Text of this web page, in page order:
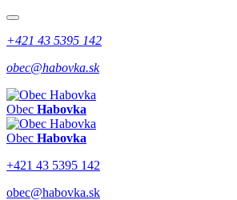
+421 43 5395 142
obec@habovka.sk
Obec Habovka
Obec Habovka
+421 43 5395 142
obec@habovka.sk